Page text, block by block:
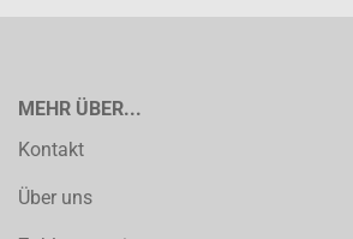
MEHR ÜBER...
Kontakt
Über uns